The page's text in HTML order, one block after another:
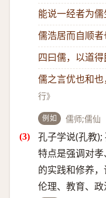
能说一经者为儒
儒浩居而自顺者
四曰儒，以道得
儒之言优也和
行》
例如 儒师;儒仙
孔子学说(孔教
特点是强调对
的实践和修养
伦理、教育、